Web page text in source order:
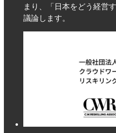
まり、「日本をどう経営
議論します。